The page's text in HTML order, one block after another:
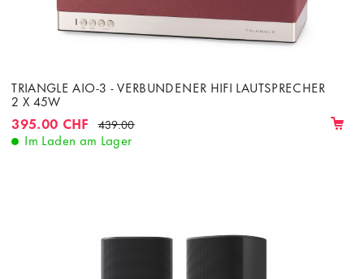
TRIANGLE AIO-3 - VERBUNDENER HIFI LAUTSPRECHER
2 X 45W
395.00 CHF 439.00
Im Laden am Lager